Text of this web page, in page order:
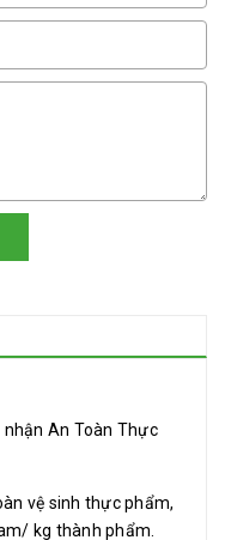
An Toàn Thực
vệ sinh thực phẩm,
kg thành phẩm.